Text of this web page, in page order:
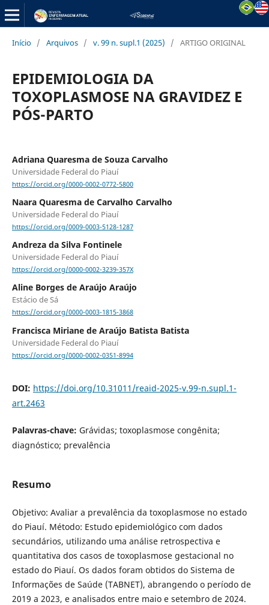
Início / Arquivos / v. 99 n. supl.1 (2025) / ARTIGO ORIGINAL
EPIDEMIOLOGIA DA
TOXOPLASMOSE NA GRAVIDEZ E
PÓS-PARTO
Adriana Quaresma de Souza Carvalho
Universidade Federal do Piauí
https://orcid.org/0000-0002-0772-5800
Naara Quaresma de Carvalho Carvalho
Universidade Federal do Piauí
https://orcid.org/0009-0003-5128-1287
Andreza da Silva Fontinele
Universidade Federal do Piauí
https://orcid.org/0000-0002-3239-357X
Aline Borges de Araújo Araújo
Estácio de Sá
https://orcid.org/0000-0003-1815-3868
Francisca Miriane de Araújo Batista Batista
Universidade Federal do Piauí
https://orcid.org/0000-0002-0351-8994
DOI: https://doi.org/10.31011/reaid-2025-v.99-n.supl.1-
art.2463
Palavras-chave: Grávidas; toxoplasmose congênita;
diagnóstico; prevalência
Resumo
Objetivo: Avaliar a prevalência da toxoplasmose no estado
do Piauí. Método: Estudo epidemiológico com dados
secundários, utilizando uma análise retrospectiva e
quantitativa dos casos de toxoplasmose gestacional no
estado do Piauí. Os dados foram obtidos do Sistema de
Informações de Saúde (TABNET), abrangendo o período de
2019 a 2023, e analisados entre maio e setembro de 2024.